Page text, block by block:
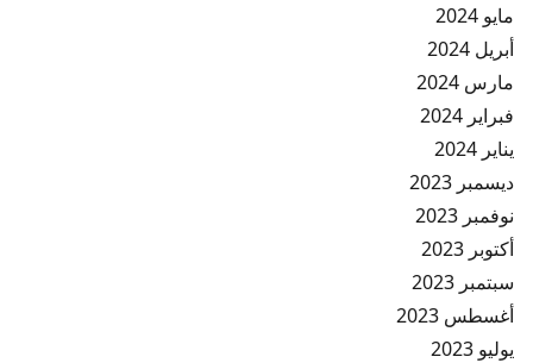
مايو 2024
أبريل 2024
مارس 2024
فبراير 2024
يناير 2024
ديسمبر 2023
نوفمبر 2023
أكتوبر 2023
سبتمبر 2023
أغسطس 2023
يوليو 2023